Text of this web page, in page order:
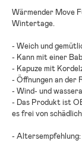
Wärmender Move
Wintertage.
- Weich und
- Kann mit einer
- Kapuze mit
- Öffnungen an der
- Wind- und
- Das Produkt ist
es frei von
-